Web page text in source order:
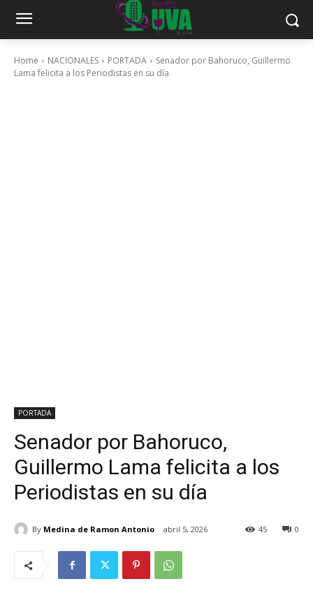
Home NACIONALES PORTADA
Senador por Bahoruco, Guillermo
Lama felicita a los Periodistas en su día
PORTADA
Senador por Bahoruco,
Guillermo Lama felicita a los
Periodistas en su día
By Medina de Ramon Antonio abril 5, 2026 0
45